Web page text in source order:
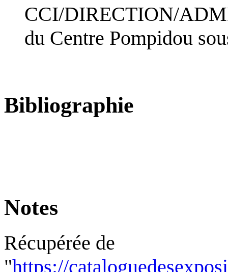
CCI/DIRECTION/
du Centre Pompidou
Bibliographie
Notes
Récupérée de
"https://